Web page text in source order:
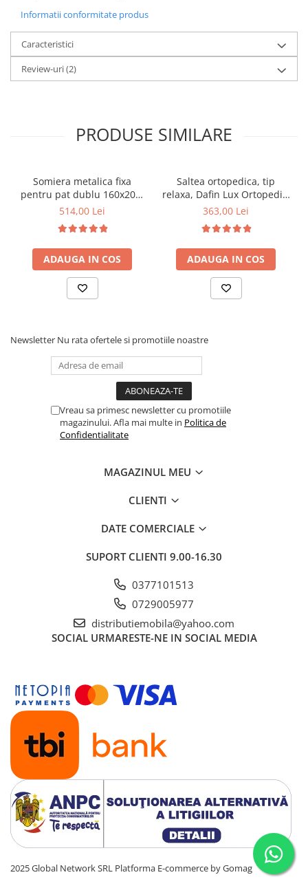
Informatii conformitate produs
Caracteristici
Review-uri(2)
PRODUSE SIMILARE
Somiera metalica fixa
pentru pat dublu 160x200,
6 picioare, 32 lamele lemn
saltea ferm, negru
514,00 Lei
ADAUGA IN COS
Saltea ortopedica, tip
relaxa, Dafin Lux Ortopedic,
90x200x21cm, fermitate
tip Bonell, fata vara-iarna,
sistem de aerisire cu
butoni, Salt Confort
363,00 Lei
ADAUGA IN COS
Newsletter Nu rata ofertele si promotiile noastre
Vreau sa primesc newsletter cu promotiile
magazinului. Afla mai multe in Politica de
Confidentialitate
MAGAZINUL MEU
CLIENTI
DATE COMERCIALE
SUPORT CLIENTI 9.00-16.30
0377101513
0729005977
distributiemobila@yahoo.com
SOCIAL URMARESTE-NE IN SOCIAL MEDIA
2025 Global Network SRL Platforma E-commerce by Gomag